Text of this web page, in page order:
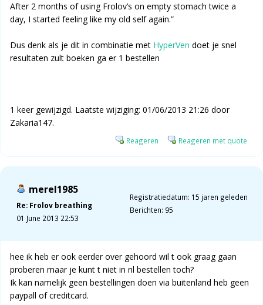
After 2 months of using Frolov’s on empty stomach twice a
day, I started feeling like my old self again.”
Dus denk als je dit in combinatie met HyperVen doet je snel
resultaten zult boeken ga er 1 bestellen
1 keer gewijzigd. Laatste wijziging: 01/06/2013 21:26 door
Zakaria147.
Reageren Reageren met quote
merel1985
Re: Frolov breathing
01 June 2013 22:53
Registratiedatum: 15 jaren geleden
Berichten: 95
hee ik heb er ook eerder over gehoord wil t ook graag gaan
proberen maar je kunt t niet in nl bestellen toch?
Ik kan namelijk geen bestellingen doen via buitenland heb geen
paypall of creditcard.